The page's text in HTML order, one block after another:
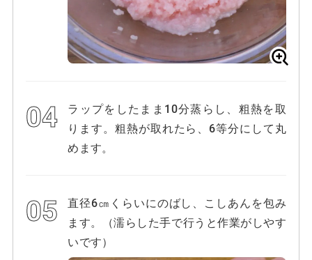
ラップをしたまま10分蒸らし、粗熱を取
ります。粗熱が取れたら、6等分にして丸
めます。
直径6㎝くらいにのばし、こしあんを包み
ます。（濡らした手で行うと作業がしやす
いです）